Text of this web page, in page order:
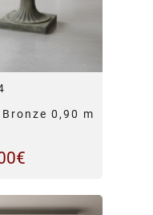
0,90 m
€